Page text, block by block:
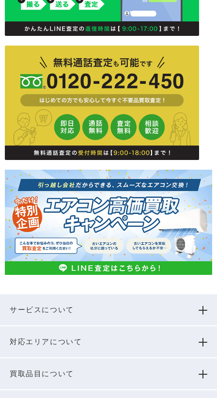
サービスについて
対応エリアについて
買取品⽬について